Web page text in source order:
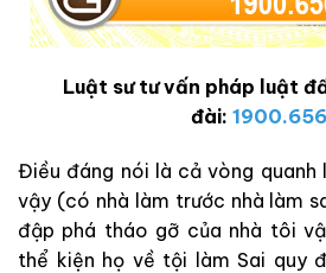
Luật sư tư vấn pháp luật
đài:
Điều đáng nói là cả vòng quanh
vậy (có nhà làm trước nhà làm
đập phá tháo gỡ của nhà tôi
thể kiện họ về tội làm Sai quy